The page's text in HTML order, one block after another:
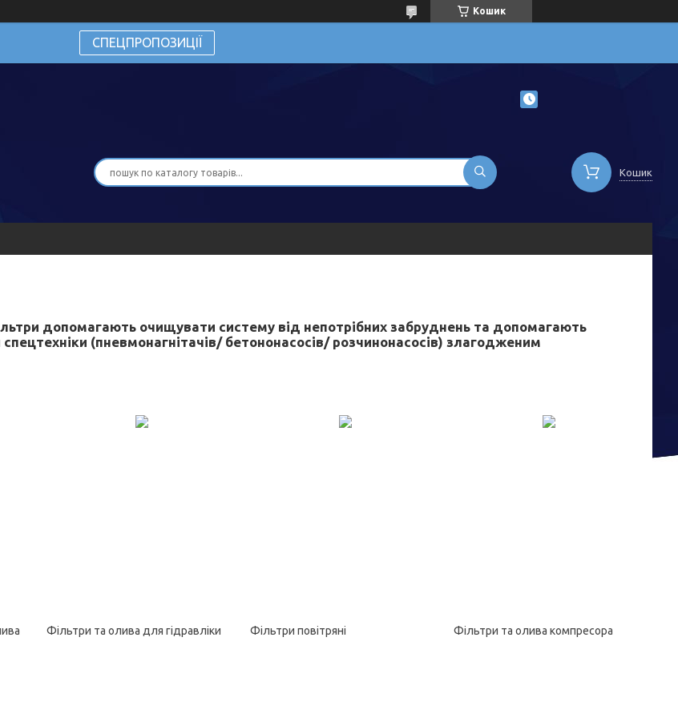
Кошик
СПЕЦПРОПОЗИЦІЇ
Кошик
допомагають очищувати систему від непотрібних забруднень та допомагають
(пневмонагнітачів/ бетононасосів/ розчинонасосів) злагодженим
Фільтри та олива для гідравліки Фільтри повітряні Фільтри та олива компресора